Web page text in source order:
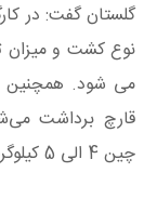
گلستان گفت: در
قارچ برداشت
چین 4 الی 5 کیلوگرم در متر مربع است.